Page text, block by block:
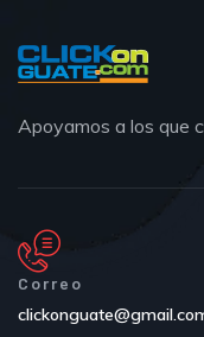
Apoyamos a los que
Correo